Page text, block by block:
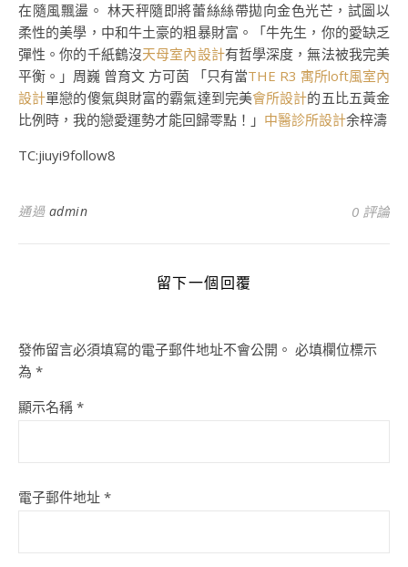
在隨風飄盪。 林天秤隨即將蕾絲絲帶拋向金色光芒，試圖以
柔性的美學，中和牛土豪的粗暴財富。「牛先生，你的愛缺乏
彈性。你的千紙鶴沒天母室內設計有哲學深度，無法被我完美
平衡。」周巍 曾育文 方可茵 「只有當THE R3 寓所loft風室內
設計單戀的傻氣與財富的霸氣達到完美會所設計的五比五黃金
比例時，我的戀愛運勢才能回歸零點！」 中醫診所設計余梓濤
TC:jiuyi9follow8
通過 admin 0 評論
留下一個回覆
發佈留言必須填寫的電子郵件地址不會公開。 必填欄位標示
為 *
顯示名稱 *
電子郵件地址 *